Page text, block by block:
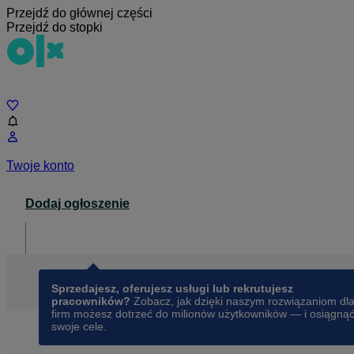
Przejdź do głównej części
Przejdź do stopki
Twoje konto
Dodaj ogłoszenie
Sprzedajesz, oferujesz usługi lub rekrutujesz
pracowników? Zobacz, jak dzięki naszym rozwiązaniom dla
firm możesz dotrzeć do milionów użytkowników — i osiągnąć
swoje cele.